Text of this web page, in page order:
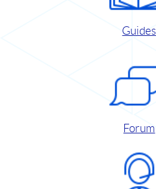
Guides
Forum